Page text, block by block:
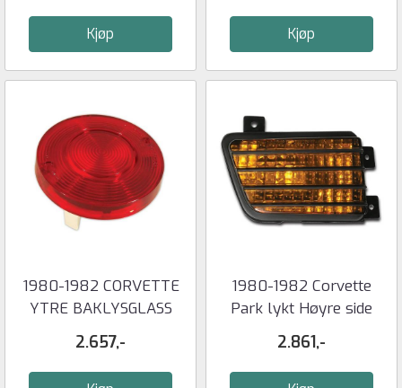
Kjøp Kjøp
1980-1982 CORVETTE
YTRE BAKLYSGLASS
2.657,-
1980-1982 Corvette
Park lykt Høyre side
2.861,-